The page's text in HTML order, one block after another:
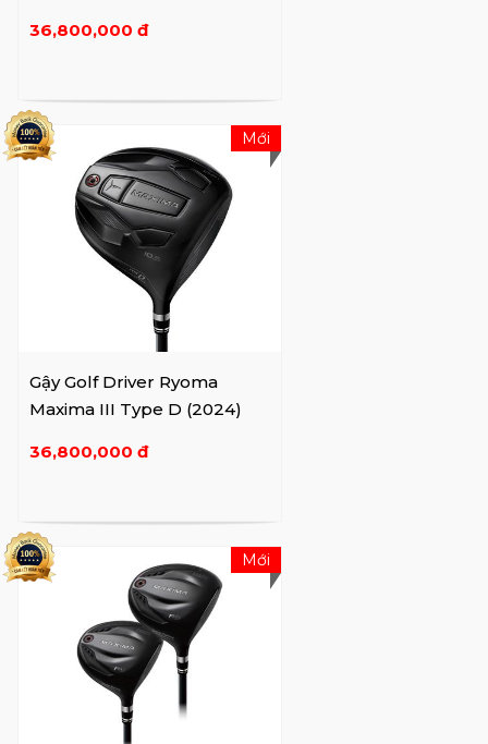
36,800,000 đ
Gậy Golf Driver Ryoma
Maxima III Type D (2024)
36,800,000 đ
Mới
Mới